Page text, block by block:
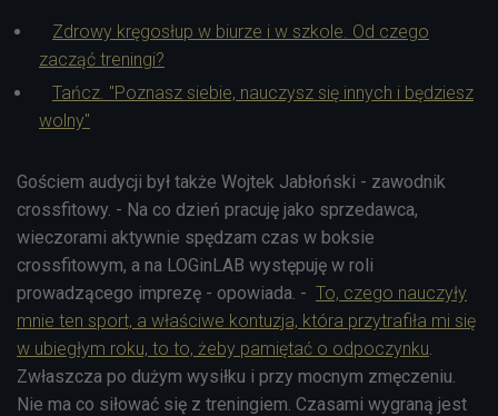
Zdrowy kręgosłup w biurze i w szkole. Od czego
zacząć treningi?
Tańcz. "Poznasz siebie, nauczysz się innych i będziesz
wolny"
Gościem audycji był także Wojtek Jabłoński - zawodnik
crossfitowy. - Na co dzień pracuję jako sprzedawca,
wieczorami aktywnie spędzam czas w boksie
crossfitowym, a na LOGinLAB występuję w roli
prowadzącego imprezę - opowiada. - To, czego nauczyły
mnie ten sport, a właściwe kontuzja, która przytrafiła mi się
w ubiegłym roku, to to, żeby pamiętać o odpoczynku.
Zwłaszcza po dużym wysiłku i przy mocnym zmęczeniu.
Nie ma co siłować się z treningiem. Czasami wygraną jest